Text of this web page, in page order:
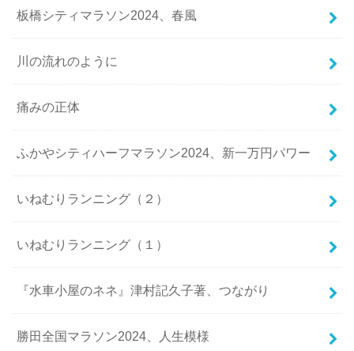
板橋シティマラソン2024、春風
川の流れのように
痛みの正体
ふかやシティハーフマラソン2024、新一万円パワー
いねむりランニング（２）
いねむりランニング（１）
『水車小屋のネネ』津村記久子著、つながり
勝田全国マラソン2024、人生模様